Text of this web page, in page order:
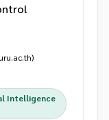
Intelligence